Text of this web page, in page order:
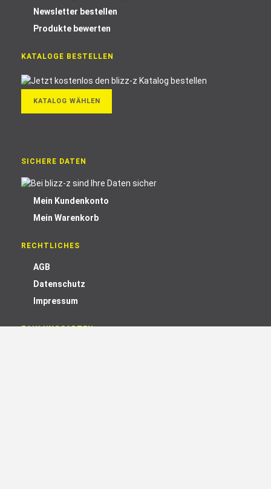
Newsletter bestellen
Produkte bewerten
KATALOGE BESTELLEN
KATALOG WÄHLEN
SICHERE DATEN
Mein Kundenkonto
Mein Warenkorb
RECHTLICHES
AGB
Datenschutz
Impressum
ZAHLUNGSARTEN